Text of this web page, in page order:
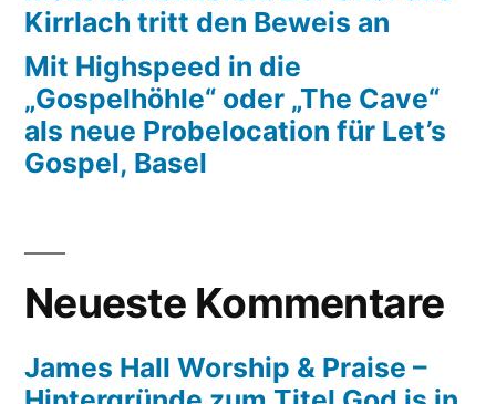
Kirrlach tritt den Beweis an
Mit Highspeed in die
„Gospelhöhle“ oder „The Cave“
als neue Probelocation für Let’s
Gospel, Basel
Neueste Kommentare
James Hall Worship & Praise –